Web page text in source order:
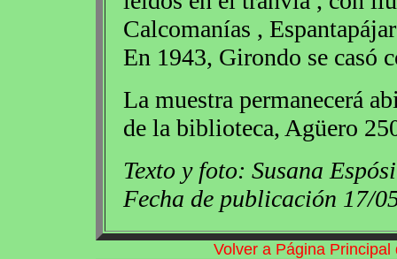
Calcomanías ,
En 1943, Girondo se casó
La muestra permanecerá
de la biblioteca, Agüero
Texto y foto: Susana
Fecha de publicación 17/
Volver a Página